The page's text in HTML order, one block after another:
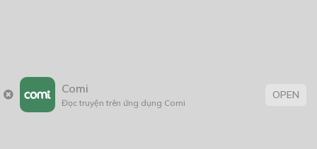
Comi
Đọc truyện trên ứng dụng Comi
OPEN